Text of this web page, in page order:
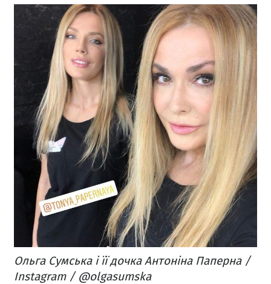
Ольга Сумська і її дочка Антоніна Паперна /
Instagram / @olgasumska